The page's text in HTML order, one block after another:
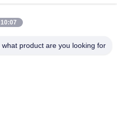
جولة في المعمل
10:07 PM
product are you looking for?